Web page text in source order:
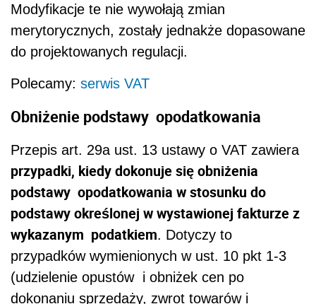
Modyfikacje te nie wywołają zmian
merytorycznych, zostały jednakże dopasowane
do projektowanych regulacji.
Polecamy: serwis VAT
Obniżenie podstawy opodatkowania
Przepis art. 29a ust. 13 ustawy o VAT zawiera
przypadki, kiedy dokonuje się obniżenia
podstawy opodatkowania w stosunku do
podstawy określonej w wystawionej fakturze z
wykazanym podatkiem. Dotyczy to
przypadków wymienionych w ust. 10 pkt 1-3
(udzielenie opustów i obniżek cen po
dokonaniu sprzedaży, zwrot towarów i